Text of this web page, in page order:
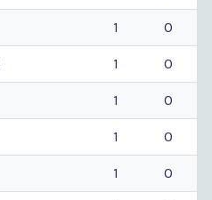
1 0
1 0
1 0
1 0
1 0